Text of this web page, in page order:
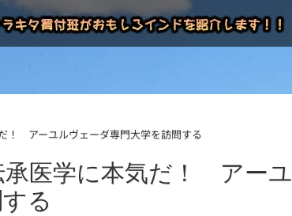
！ アーユルヴェーダ専門大学を訪問する
承医学に本気だ！ アー
る